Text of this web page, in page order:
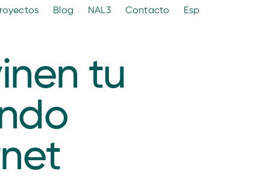
Blog NAL3 Contacto Esp
tu